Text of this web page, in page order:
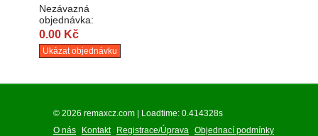
Nezávazná
objednávka:
0.00 Kč
© 2026 remaxcz.com | Loadtime: 0.414328s
O nás
Kontakt Registrace/Úprava Objednací podmínky